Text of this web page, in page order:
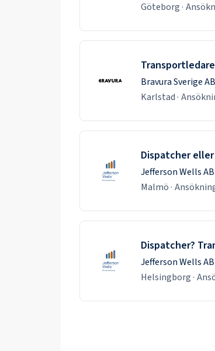
Göteborg ·
Bravura Sverige AB
Karlstad ·
Dispatcher
Jefferson Wells AB
Malmö ·
Dispatcher?
Jefferson Wells AB
Helsingborg ·